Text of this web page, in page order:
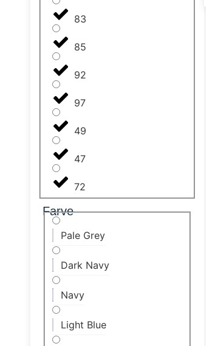
83
85
92
97
49
47
72
Farve
Pale Grey
Dark Navy
Navy
Light Blue